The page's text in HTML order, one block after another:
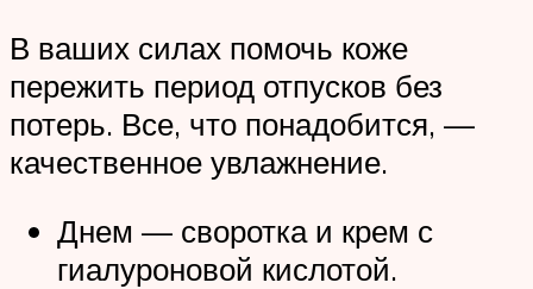
В ваших силах помочь коже
пережить период отпусков без
потерь. Все, что понадобится, —
качественное увлажнение.
Днем — своротка и крем с
гиалуроновой кислотой.